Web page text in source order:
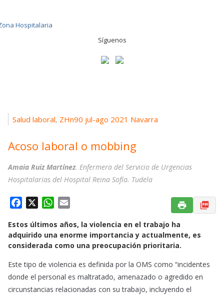
Síguenos
Salud laboral, ZHn90 jul-ago 2021 Navarra
Acoso laboral o mobbing
Amaia Ruiz Martínez. Enfermera del Servicio de Urgencias
Hospitalarias del Hospital Reina Sofía. Tudela
c
e
b
o
o
k
W
a
t
s
A
p
p
a
i
l
Estos últimos años, la violencia en el trabajo ha
adquirido una enorme importancia y actualmente, es
considerada como una preocupación prioritaria.
Este tipo de violencia es definida por la OMS como “incidentes
donde el personal es maltratado, amenazado o agredido en
circunstancias relacionadas con su trabajo, incluyendo el